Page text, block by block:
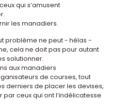
qui s’amusent
les manadiers.
problème ne peut - hélas -
cela ne doit pas pour autant
solutionner.
aux manadiers
de courses, tout
derniers de placer les devises,
ceux qui ont l’indélicatesse